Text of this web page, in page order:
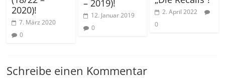
2020)!
7. März 2020
0
– 2019)!
12. Januar 2019
0
2. April 2022
0
Schreibe einen Kommentar